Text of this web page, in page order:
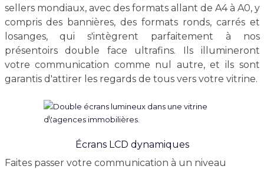
sellers mondiaux, avec des formats allant de A4 à A0, y
compris des bannières, des formats ronds, carrés et
losanges, qui s'intègrent parfaitement à nos
présentoirs double face ultrafins. Ils illumineront
votre communication comme nul autre, et ils sont
garantis d'attirer les regards de tous vers votre vitrine.
Écrans LCD dynamiques
Faites passer votre communication à un niveau